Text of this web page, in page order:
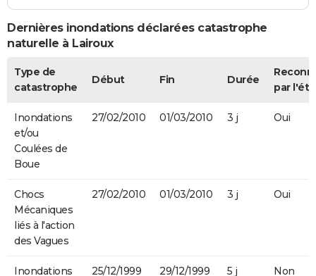
Dernières inondations déclarées catastrophe
naturelle à Lairoux
Type de
catastrophe
Début Fin Durée
par
Inondations
et/ou
Coulées de
Boue
27/02/2010 01/03/2010 3 j Oui
Chocs
Mécaniques
liés à l'action
des Vagues
27/02/2010 01/03/2010 3 j Oui
Inondations
25/12/1999 29/12/1999 5 j Non